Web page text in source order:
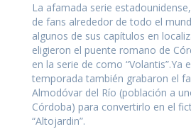
La afamada serie
de fans alrededor de todo el
algunos de sus capítulos en
eligieron el puente romano de
en la serie de como “Volantis”.Ya
temporada también grabaron el
Almodóvar del Río (población a
Córdoba) para convertirlo en el
“Altojardin”.